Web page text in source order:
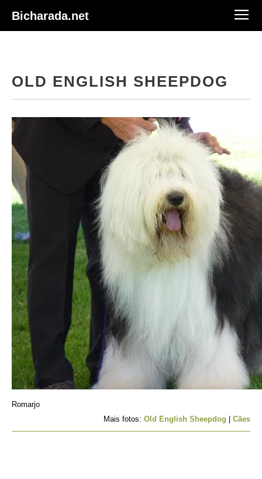
Bicharada.net
OLD ENGLISH SHEEPDOG
Romarjo
Mais fotos: Old English Sheepdog Cães